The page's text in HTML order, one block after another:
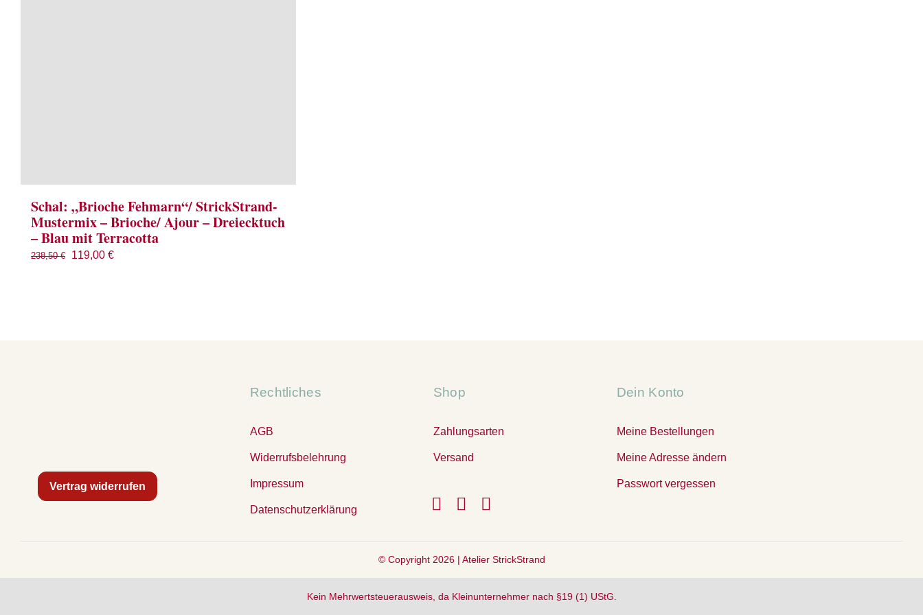
Schal: „Brioche Fehmarn“/ StrickStrand-
Mustermix – Brioche/ Ajour – Dreiecktuch
– Blau mit Terracotta
238,50€
Ursprünglicher
119,00 €Aktueller
Vertrag widerrufen
Rechtliches
AGB
Widerrufsbelehrung
Impressum
Datenschutzerklärung
Shop
Zahlungsarten
Versand
Dein Konto
Meine Bestellungen
Meine Adresse ändern
Passwort vergessen
© Copyright 2026 | Atelier StrickStrand
Kein Mehrwertsteuerausweis, da Kleinunternehmer nach §19 (1) UStG.